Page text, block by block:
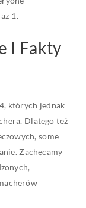
1.
I Fakty
których jednak
Dlatego też
some
Zachęcamy